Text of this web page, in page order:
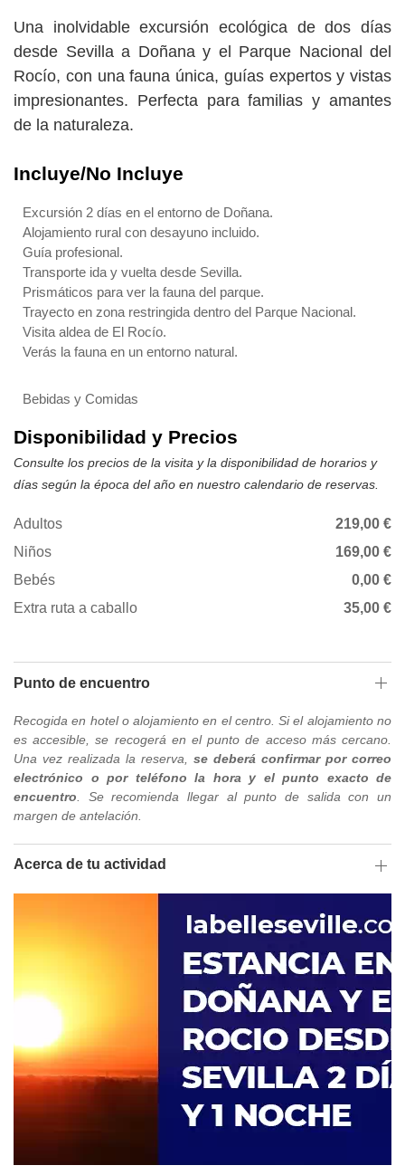
Una inolvidable excursión ecológica de dos días
desde Sevilla a Doñana y el Parque Nacional del
Rocío, con una fauna única, guías expertos y vistas
impresionantes. Perfecta para familias y amantes
de la naturaleza.
Incluye/No Incluye
Excursión 2 días en el entorno de Doñana.
Alojamiento rural con desayuno incluido.
Guía profesional.
Transporte ida y vuelta desde Sevilla.
Prismáticos para ver la fauna del parque.
Trayecto en zona restringida dentro del Parque Nacional.
Visita aldea de El Rocío.
Verás la fauna en un entorno natural.
Bebidas y Comidas
Disponibilidad y Precios
Consulte los precios de la visita y la disponibilidad de horarios y
días según la época del año en nuestro calendario de reservas.
Adultos
219,00 €
Niños
169,00 €
Bebés
0,00 €
Extra ruta a caballo
35,00 €
Punto de encuentro
Recogida en hotel o alojamiento en el centro. Si el alojamiento no
es accesible, se recogerá en el punto de acceso más cercano.
Una vez realizada la reserva, se deberá confirmar por correo
electrónico o por teléfono la hora y el punto exacto de
encuentro . Se recomienda llegar al punto de salida con un
margen de antelación.
Acerca de tu actividad